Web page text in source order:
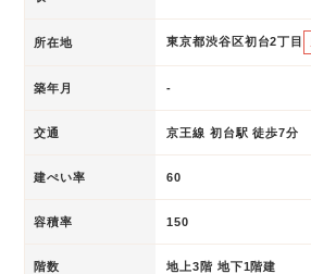
所在地 東京都渋谷区初台2丁目
築年月 -
交通 京王線 初台駅 徒歩7分
建ぺい率 60
容積率 150
階数 地上3階 地下1階建